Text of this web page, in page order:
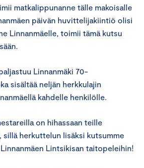
matkalippunanne tälle makoisalle
päivän huvittelijakiintiö olisi
Linnanmäelle, toimii tämä kutsu
Linnanmäki 70-
sisältää neljän herkkulajin
kahdelle henkilölle.
on hihassaan teille
herkuttelun lisäksi kutsumme
Lintsikisan taitopeleihin!